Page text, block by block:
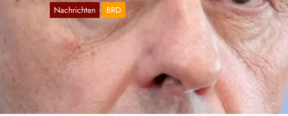
Nachrichten BRD
Bundesregierung erneut in Schwierigkeiten
Aug. 4, 2026
Die Bundesregierung des Betrügers Friedrich Merz und die schwarz-rote
Koalition stecken erneut tief im internen Streit fest. Die
Ministerpräsidenten Manuela…